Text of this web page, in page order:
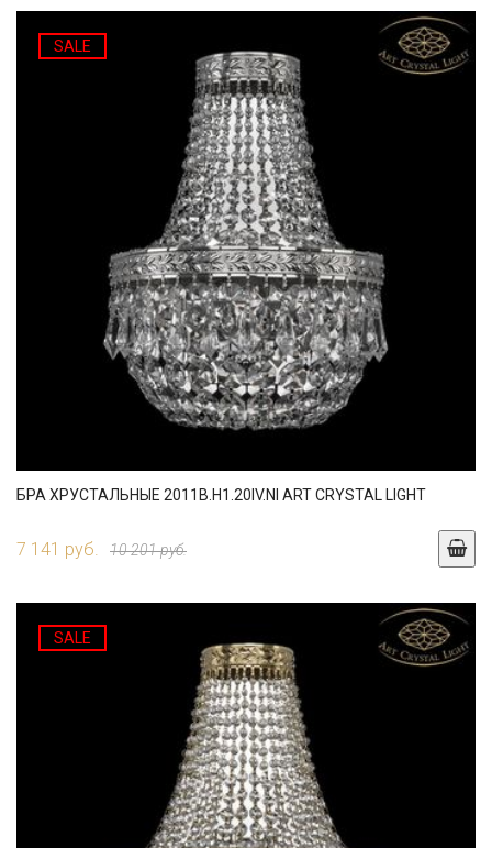
SALE
БРА ХРУСТАЛЬНЫЕ 2011B.H1.20IV.NI ART CRYSTAL LIGHT
7 141 руб. 10 201 руб.
SALE